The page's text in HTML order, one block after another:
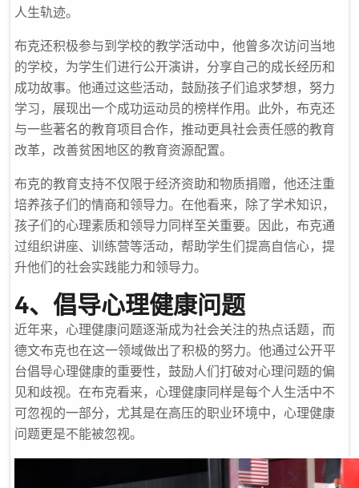
人生轨迹。
布克还积极参与到学校的教学活动中，他曾多次访问当地
的学校，为学生们进行公开演讲，分享自己的成长经历和
成功故事。他通过这些活动，鼓励孩子们追求梦想，努力
学习，展现出一个成功运动员的榜样作用。此外，布克还
与一些著名的教育项目合作，推动更具社会责任感的教育
改革，改善贫困地区的教育资源配置。
布克的教育支持不仅限于经济资助和物质捐赠，他还注重
培养孩子们的情商和领导力。在他看来，除了学术知识，
孩子们的心理素质和领导力同样至关重要。因此，布克通
过组织讲座、训练营等活动，帮助学生们提高自信心，提
升他们的社会实践能力和领导力。
4、倡导心理健康问题
近年来，心理健康问题逐渐成为社会关注的热点话题，而
德文·布克也在这一领域做出了积极的努力。他通过公开平
台倡导心理健康的重要性，鼓励人们打破对心理问题的偏
见和歧视。在布克看来，心理健康同样是每个人生活中不
可忽视的一部分，尤其是在高压的职业环境中，心理健康
问题更是不能被忽视。